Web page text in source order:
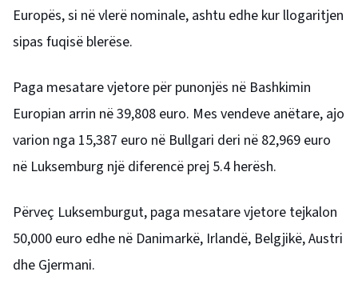
Europës, si në vlerë nominale, ashtu edhe kur llogaritjen
sipas fuqisë blerëse.
Paga mesatare vjetore për punonjës në Bashkimin
Europian arrin në 39,808 euro. Mes vendeve anëtare, ajo
varion nga 15,387 euro në Bullgari deri në 82,969 euro
në Luksemburg një diferencë prej 5.4 herësh.
Përveç Luksemburgut, paga mesatare vjetore tejkalon
50,000 euro edhe në Danimarkë, Irlandë, Belgjikë, Austri
dhe Gjermani.